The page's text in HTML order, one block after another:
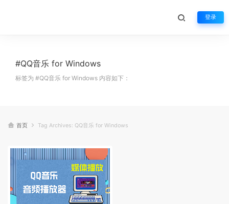
登录
#QQ音乐 for Windows
标签为 #QQ音乐 for Windows 内容如下：
首页 Tag Archives: QQ音乐 for Windows